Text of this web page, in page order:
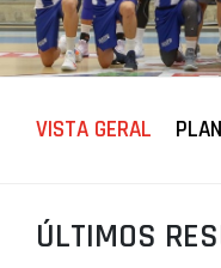
LIGA BETCLIC
VISTA GERAL
ÚLTIMOS